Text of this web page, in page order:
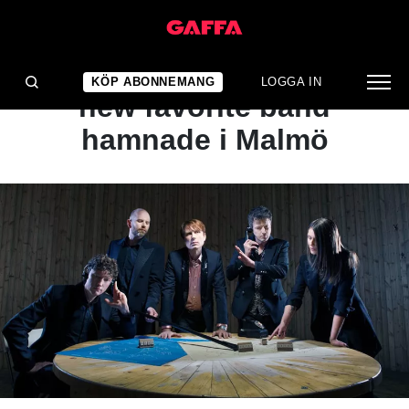
KÖP ABONNEMANG LOGGA IN
ARTIKEL
KLASSIKERN: När your
new favorite band
hamnade i Malmö